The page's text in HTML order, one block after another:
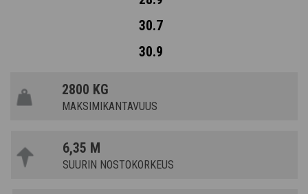
30.7
30.9
2800 KG
MAKSIMIKANTAVUUS
6,35 M
SUURIN NOSTOKORKEUS